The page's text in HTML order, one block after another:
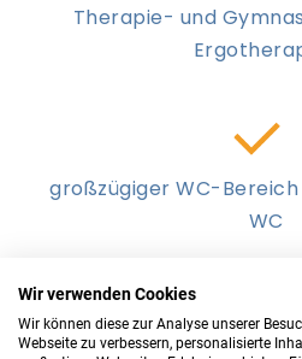
Therapie- und
großzügiger WC-
WC
Wir verwenden Cookies
Wir können diese zur Analyse unserer
Webseite zu verbessern, personalisierte5,00